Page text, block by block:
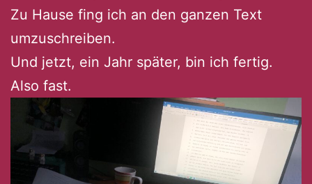
Zu Hause fing ich an den ganzen Text
umzuschreiben.
Und jetzt, ein Jahr später, bin ich fertig.
Also fast.